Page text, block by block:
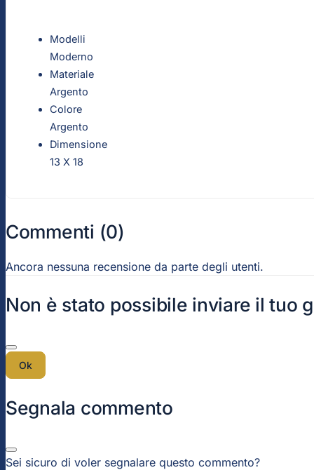
Modelli
Moderno
Materiale
Argento
Colore
Argento
Dimensione
13 X 18
Commenti (0)
Ancora nessuna recensione da parte degli utenti.
Non è stato possibile inviare il tuo
Ok
Segnala commento
Sei sicuro di voler segnalare questo commento?